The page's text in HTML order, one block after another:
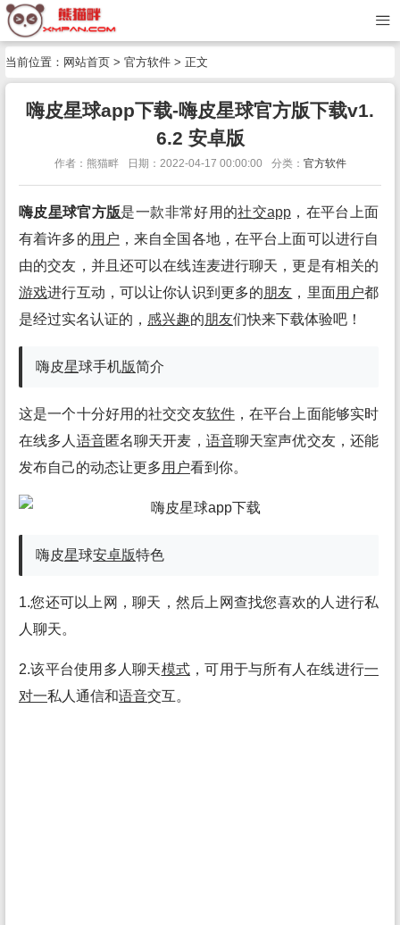
当前位置： 网站首页 > 官方软件 > 正文
嗨皮星球app下载-嗨皮星球官方版下载v1.
6.2 安卓版
作者：熊猫畔 日期：2022-04-17 00:00:00 分类： 官方软件
嗨皮星球官方版是一款非常好用的社交app，在平台上面
有着许多的用户 ，来自全国各地，在平台上面可以进行自
由的交友，并且还可以在线连麦进行聊天，更是有相关的
游戏进行互动，可以让你认识到更多的朋友 ，里面用户都
是经过实名认证的， 感兴趣的朋友们快来下载体验吧！
嗨皮星球手机版简介
这是一个十分好用的社交交友软件，在平台上面能够实时
在线多人 语音匿名聊天开麦， 语音聊天室声优交友，还能
发布自己的动态让更多用户看到你。
嗨皮星球安卓版特色
1.您还可以上网，聊天，然后上网查找您喜欢的人进行私
人聊天。
2.该平台使用多人聊天模式 ，可用于与所有人在线进行一
对一私人通信和语音交互。